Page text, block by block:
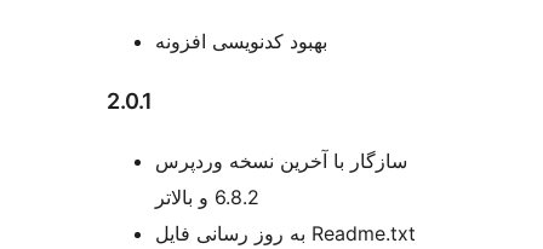
بهبود کدنویسی افزونه
2.0.1
سازگار با آخرین نسخه وردپرس
6.8.2 و بالاتر
به روز رسانی فایل Readme.txt